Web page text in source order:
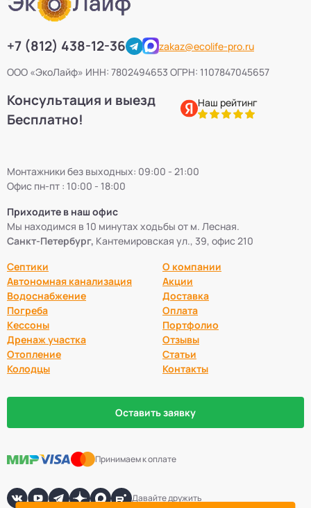
+7 (812) 438-12-36
zakaz@ecolife-pro.ru
ООО «ЭкоЛайф» ИНН: 7802494653 ОГРН: 1107847045657
Консультация и выезд
Бесплатно!
Наш рейтинг
Монтажники без выходных: 09:00 - 21:00
Офис пн-пт : 10:00 - 18:00
Приходите в наш офис
Мы находимся в 10 минутах ходьбы от м. Лесная.
Санкт-Петербург, Кантемировская ул., 39, офис 210
Септики
Автономная канализация
Водоснабжение
Погреба
Кессоны
Дренаж участка
Отопление
Колодцы
О компании
Акции
Доставка
Оплата
Портфолио
Отзывы
Статьи
Контакты
Оставить заявку
Принимаем к оплате
Давайте дружить